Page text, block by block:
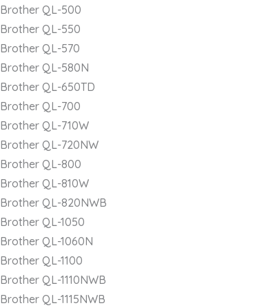
Brother QL-500
Brother QL-550
Brother QL-570
Brother QL-580N
Brother QL-650TD
Brother QL-700
Brother QL-710W
Brother QL-720NW
Brother QL-800
Brother QL-810W
Brother QL-820NWB
Brother QL-1050
Brother QL-1060N
Brother QL-1100
Brother QL-1110NWB
Brother QL-1115NWB